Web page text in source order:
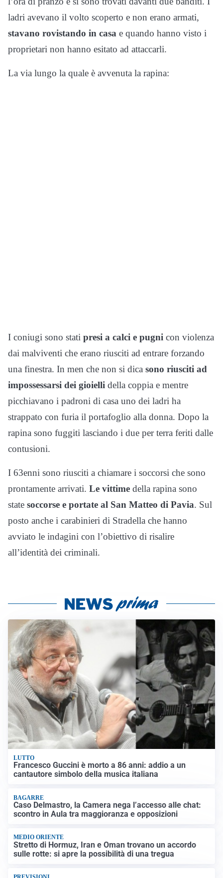
ladri avevano il volto scoperto e non erano armati,
stavano rovistando in casa e quando hanno visto i
proprietari non hanno esitato ad attaccarli.
La via lungo la quale è avvenuta la rapina:
I coniugi sono stati presi a calci e pugni con violenza
dai malviventi che erano riusciti ad entrare forzando
una finestra. In men che non si dica sono riusciti ad
impossessarsi dei gioielli della coppia e mentre
picchiavano i padroni di casa uno dei ladri ha
strappato con furia il portafoglio alla donna. Dopo la
rapina sono fuggiti lasciando i due per terra feriti dalle
contusioni.
I 63enni sono riusciti a chiamare i soccorsi che sono
prontamente arrivati. Le vittime della rapina sono
state soccorse e portate al San Matteo di Pavia. Sul
posto anche i carabinieri di Stradella che hanno
avviato le indagini con l’obiettivo di risalire
all’identità dei criminali.
LUTTO
Francesco Guccini è morto a 86 anni: addio a un
cantautore simbolo della musica italiana
BAGARRE
Caso Delmastro, la Camera nega l’accesso alle chat:
scontro in Aula tra maggioranza e opposizioni
MEDIO ORIENTE
Stretto di Hormuz, Iran e Oman trovano un accordo
sulle rotte: si apre la possibilità di una tregua